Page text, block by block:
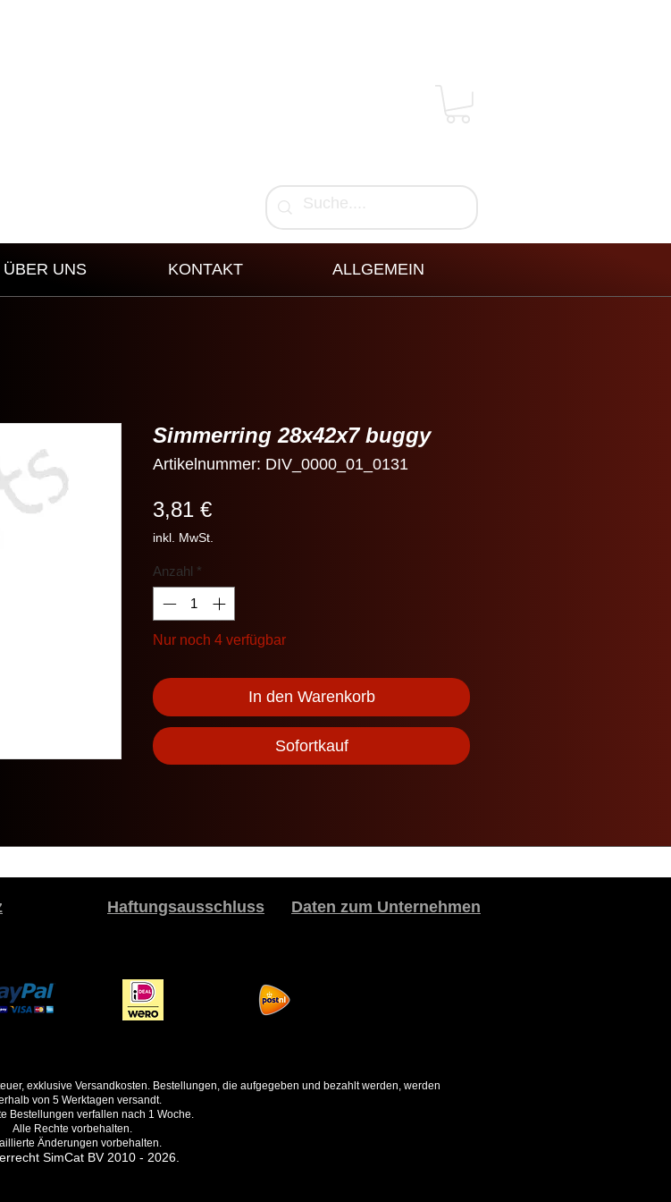
ÜBER UNS KONTAKT ALLGEMEIN
Simmerring 28x42x7 buggy
Artikelnummer: DIV_0000_01_0131
3,81 €Preis
inkl. MwSt.
Anzahl *
Nur noch 4 verfügbar
In den Warenkorb
Sofortkauf
Haftungsausschluss Daten zum Unternehmen
exklusive Versandkosten. Bestellungen, die aufgegeben und bezahlt werden, werden
von 5 Werktagen versandt.
Bestellungen verfallen nach 1 Woche.
Alle Rechte vorbehalten.
Änderungen vorbehalten.
SimCat BV 2010 - 2026.